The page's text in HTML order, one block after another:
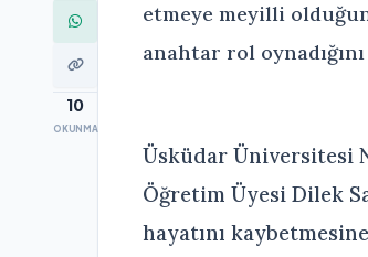
10
OKUNMA
etmeye meyilli
anahtar rol
Üsküdar Üniversitesi
Öğretim Üyesi Dilek
hayatını